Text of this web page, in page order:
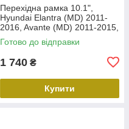
Перехідна рамка 10.1",
Hyundai Elantra (MD) 2011-
2016, Avante (MD) 2011-2015,
Carav 22-2312
Готово до відправки
1 740 ₴
Купити